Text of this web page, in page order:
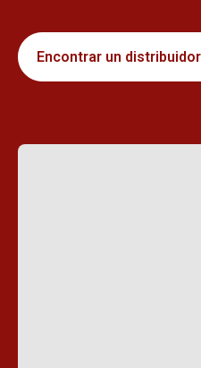
Encontrar un distribuidor